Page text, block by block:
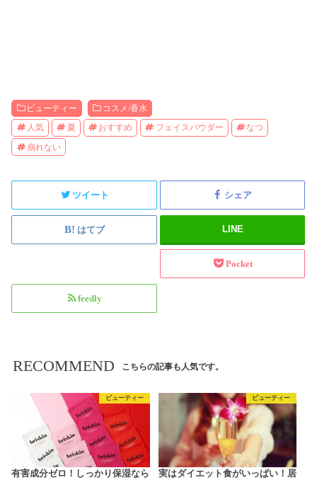
ビューティー
コスメ/香水
人気
夏 おすすめ フェイスパウダー
なつ
崩れない
ツイート シェア
はてブ LINE
Pocket
feedly
RECOMMEND こちらの記事も人気です。
ビューティー
有害成分ゼロ！しっかり保湿なら
ビューティー
実はダイエット食がいっぱい！居